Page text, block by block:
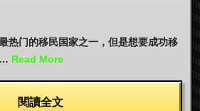
热门的移民国家之一，但是想要成功移
… Read More
閱讀全文